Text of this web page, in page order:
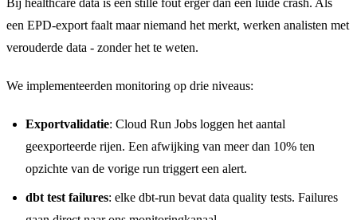
Bij healthcare data is een stille fout erger dan een luide crash. Als
een EPD-export faalt maar niemand het merkt, werken analisten met
verouderde data - zonder het te weten.
We implementeerden monitoring op drie niveaus:
Exportvalidatie: Cloud Run Jobs loggen het aantal
geexporteerde rijen. Een afwijking van meer dan 10% ten
opzichte van de vorige run triggert een alert.
dbt test failures: elke dbt-run bevat data quality tests. Failures